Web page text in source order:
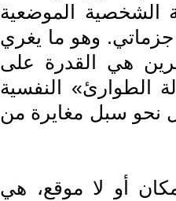
الشخصية الموضعية
جزماتي. وهو ما يغري
هي القدرة على
الطوارئ» النفسية
نحو سبل مغايرة من
أو لا موقع، هي